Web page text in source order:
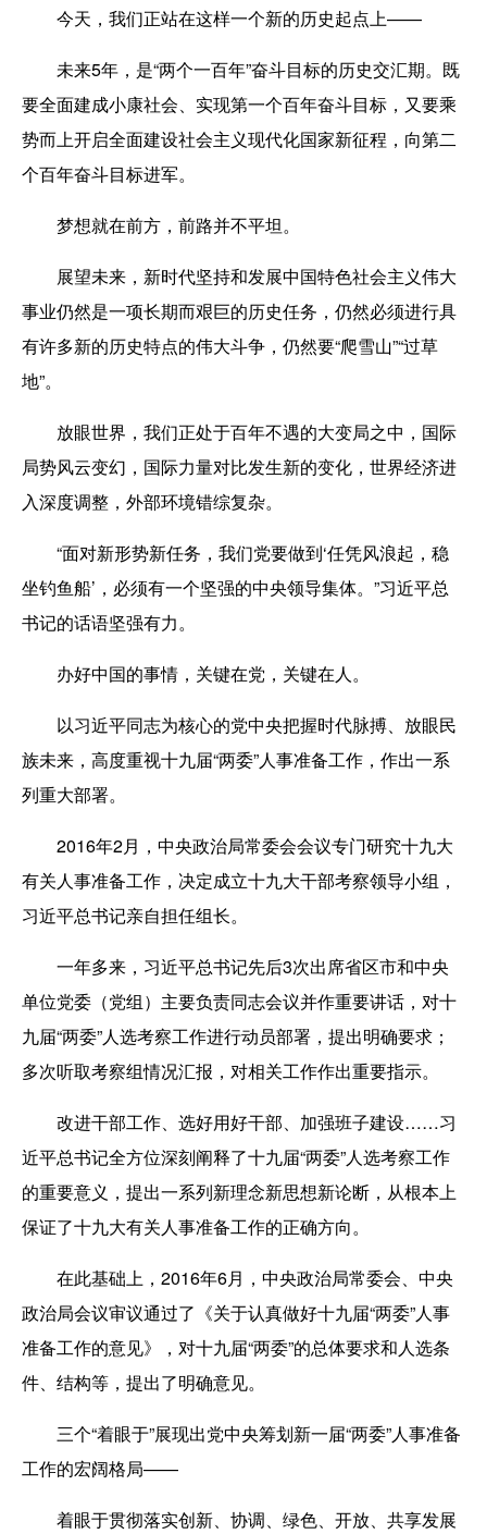
今天，我们正站在这样一个新的历史起点上——
未来5年，是“两个一百年”奋斗目标的历史交汇期。既
要全面建成小康社会、实现第一个百年奋斗目标，又要乘
势而上开启全面建设社会主义现代化国家新征程，向第二
个百年奋斗目标进军。
梦想就在前方，前路并不平坦。
展望未来，新时代坚持和发展中国特色社会主义伟大
事业仍然是一项长期而艰巨的历史任务，仍然必须进行具
有许多新的历史特点的伟大斗争，仍然要“爬雪山”“过草
地”。
放眼世界，我们正处于百年不遇的大变局之中，国际
局势风云变幻，国际力量对比发生新的变化，世界经济进
入深度调整，外部环境错综复杂。
“面对新形势新任务，我们党要做到‘任凭风浪起，稳
坐钓鱼船’，必须有一个坚强的中央领导集体。”习近平总
书记的话语坚强有力。
办好中国的事情，关键在党，关键在人。
以习近平同志为核心的党中央把握时代脉搏、放眼民
族未来，高度重视十九届“两委”人事准备工作，作出一系
列重大部署。
2016年2月，中央政治局常委会会议专门研究十九大
有关人事准备工作，决定成立十九大干部考察领导小组，
习近平总书记亲自担任组长。
一年多来，习近平总书记先后3次出席省区市和中央
单位党委（党组）主要负责同志会议并作重要讲话，对十
九届“两委”人选考察工作进行动员部署，提出明确要求；
多次听取考察组情况汇报，对相关工作作出重要指示。
改进干部工作、选好用好干部、加强班子建设……习
近平总书记全方位深刻阐释了十九届“两委”人选考察工作
的重要意义，提出一系列新理念新思想新论断，从根本上
保证了十九大有关人事准备工作的正确方向。
在此基础上，2016年6月，中央政治局常委会、中央
政治局会议审议通过了《关于认真做好十九届“两委”人事
准备工作的意见》，对十九届“两委”的总体要求和人选条
件、结构等，提出了明确意见。
三个“着眼于”展现出党中央筹划新一届“两委”人事准备
工作的宏阔格局——
着眼于贯彻落实创新、协调、绿色、开放、共享发展